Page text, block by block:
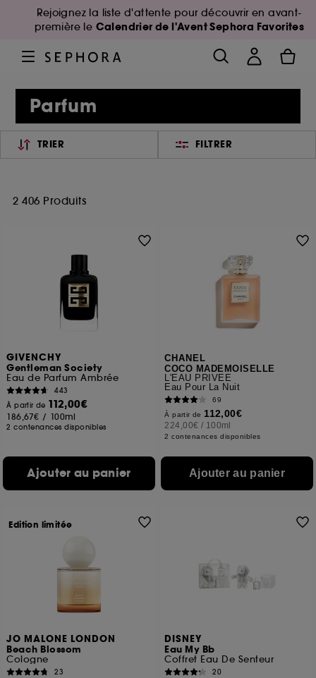
Rejoignez la liste d'attente pour découvrir en avant-
première le Calendrier de l'Avent Sephora Favorites
Parfum
TRIER FILTRER
2 406 Produits
GIVENCHY
Gentleman Society
Eau de Parfum Ambrée
443
À partir de 112,00€
186,67€ / 100ml
2 contenances disponibles
Ajouter au panier
CHANEL
COCO MADEMOISELLE
L'EAU PRIVÉE
Eau Pour La Nuit
69
À partir de 112,00€
224,00€ / 100ml
2 contenances disponibles
Ajouter au panier
JO MALONE LONDON
Beach Blossom
Cologne
23
Edition limitée
DISNEY
Eau My Bb
Coffret Eau De Senteur
20